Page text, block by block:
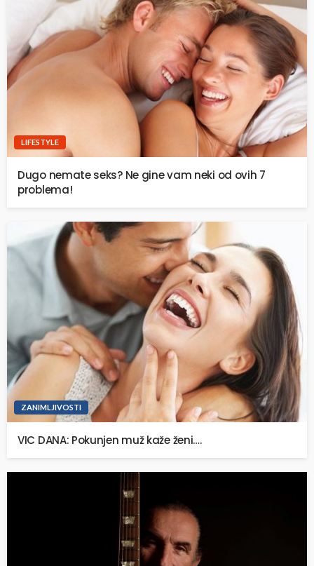
LIFESTYLE
Dugo nemate seks? Ne gine vam neki od ovih 7
problema!
ZANIMLJIVOSTI
VIC DANA: Pokunjen muž kaže ženi….